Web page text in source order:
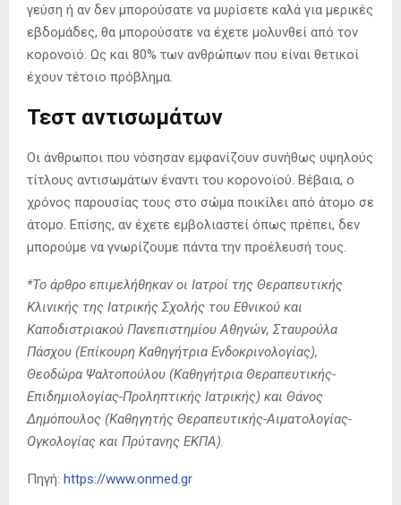
γεύση ή αν δεν μπορούσατε να μυρίσετε καλά για μερικές
εβδομάδες, θα μπορούσατε να έχετε μολυνθεί από τον
κορονοϊό. Ως και 80% των ανθρώπων που είναι θετικοί
έχουν τέτοιο πρόβλημα.
Τεστ αντισωμάτων
Οι άνθρωποι που νόσησαν εμφανίζουν συνήθως υψηλούς
τίτλους αντισωμάτων έναντι του κορονοϊού. Βέβαια, ο
χρόνος παρουσίας τους στο σώμα ποικίλει από άτομο σε
άτομο. Επίσης, αν έχετε εμβολιαστεί όπως πρέπει, δεν
μπορούμε να γνωρίζουμε πάντα την προέλευσή τους.
*Το άρθρο επιμελήθηκαν οι Ιατροί της Θεραπευτικής
Κλινικής της Ιατρικής Σχολής του Εθνικού και
Καποδιστριακού Πανεπιστημίου Αθηνών, Σταυρούλα
Πάσχου (Επίκουρη Καθηγήτρια Ενδοκρινολογίας),
Θεοδώρα Ψαλτοπούλου (Καθηγήτρια Θεραπευτικής-
Επιδημιολογίας-Προληπτικής Ιατρικής) και Θάνος
Δημόπουλος (Καθηγητής Θεραπευτικής-Αιματολογίας-
Ογκολογίας και Πρύτανης ΕΚΠΑ).
Πηγή: https://www.onmed.gr